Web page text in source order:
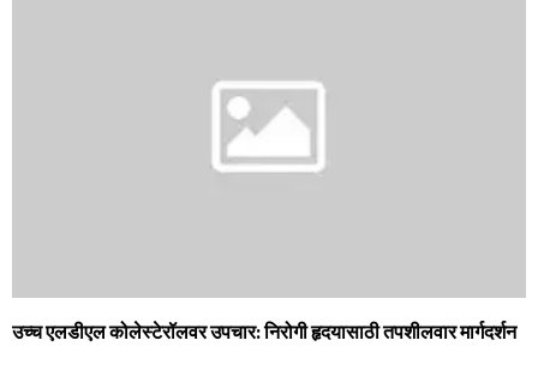
उच्च एलडीएल कोलेस्टेरॉलवर उपचार: निरोगी हृदयासाठी तपशीलवार मार्गदर्शन